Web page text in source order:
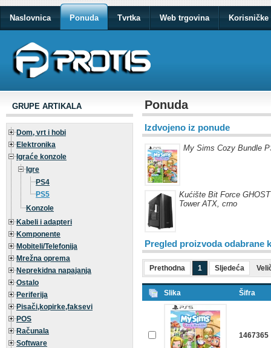
Naslovnica Ponuda Tvrtka Web trgovina Korisničke
GRUPE ARTIKALA
Dom, vrt i hobi
Elektronika
Igraće konzole
Igre
PS4
PS5
Konzole
Kabeli i adapteri
Komponente
Mobiteli/Telefonija
Mrežna oprema
Neprekidna napajanja
Ostalo
Periferija
Pisači,kopirke,faksevi
POS
Računala
Software
Ponuda
Izdvojeno iz ponude
My Sims Cozy Bundle
Kućište Bit Force
Tower ATX, crno
Pregled proizvoda odabrane
Prethodna 1 Sljedeća
Slika Šifra
1467365